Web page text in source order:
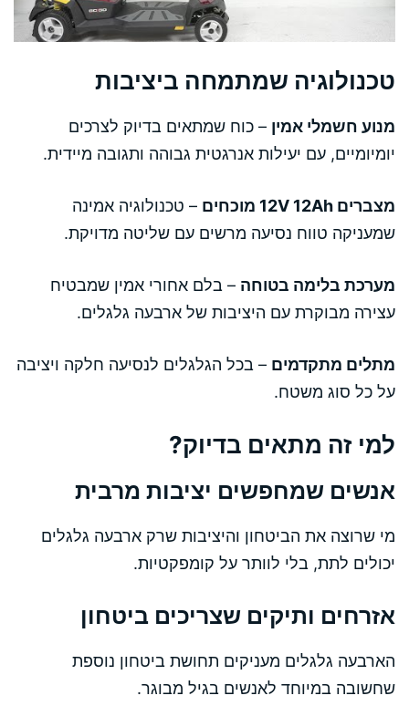
טכנולוגיה שמתמחה ביציבות
מנוע חשמלי אמין – כוח שמתאים בדיוק לצרכים
יומיומיים, עם יעילות אנרגטית גבוהה ותגובה מיידית.
מצברים 12V 12Ah מוכחים
– טכנולוגיה אמינה
שמעניקה טווח נסיעה מרשים עם שליטה מדויקת.
מערכת בלימה בטוחה – בלם אחורי אמין שמבטיח
עצירה מבוקרת עם היציבות של ארבעה גלגלים.
מתלים מתקדמים – בכל הגלגלים לנסיעה חלקה ויציבה
על כל סוג משטח.
למי זה מתאים בדיוק?
אנשים שמחפשים יציבות מרבית
מי שרוצה את הביטחון והיציבות שרק ארבעה גלגלים
יכולים לתת, בלי לוותר על קומפקטיות.
אזרחים ותיקים שצריכים ביטחון
הארבעה גלגלים מעניקים תחושת ביטחון נוספת
שחשובה במיוחד לאנשים בגיל מבוגר.